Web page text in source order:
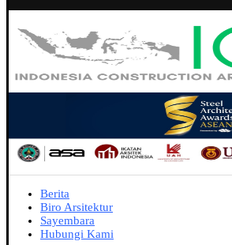
Berita
Biro Arsitektur
Sayembara
Hubungi Kami